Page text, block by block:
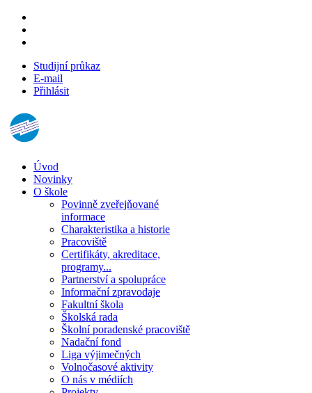
Studijní průkaz
E-mail
Přihlásit
Úvod
Novinky
O škole
Povinně zveřejňované
informace
Charakteristika a historie
Pracoviště
Certifikáty, akreditace,
programy...
Partnerství a spolupráce
Informační zpravodaje
Fakultní škola
Školská rada
Školní poradenské pracoviště
Nadační fond
Liga výjimečných
Volnočasové aktivity
O nás v médiích